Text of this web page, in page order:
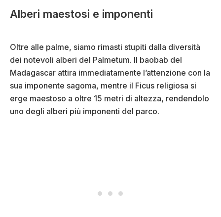
Alberi maestosi e imponenti
Oltre alle palme, siamo rimasti stupiti dalla diversità
dei notevoli alberi del Palmetum. Il baobab del
Madagascar attira immediatamente l’attenzione con la
sua imponente sagoma, mentre il Ficus religiosa si
erge maestoso a oltre 15 metri di altezza, rendendolo
uno degli alberi più imponenti del parco.